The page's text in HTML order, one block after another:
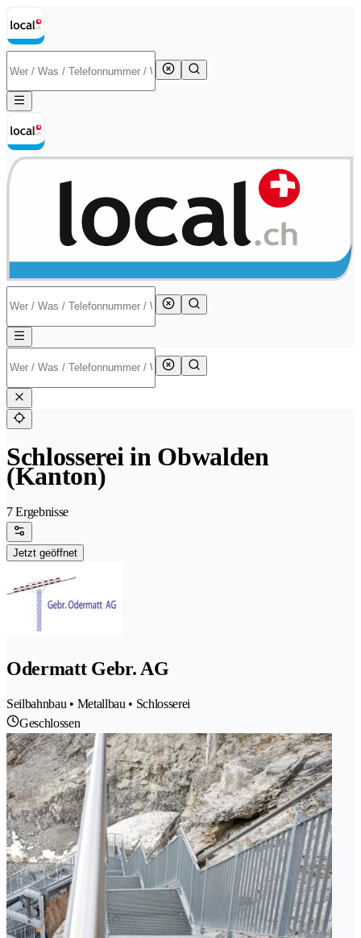
Schlosserei in Obwalden
(Kanton)
7 Ergebnisse
Jetzt geöffnet
Odermatt Gebr. AG
Seilbahnbau • Metallbau • Schlosserei
Geschlossen